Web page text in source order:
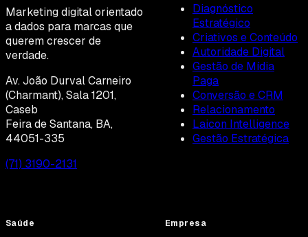
Marketing digital orientado
a dados para marcas que
querem crescer de
verdade.
Av. João Durval Carneiro
(Charmant), Sala 1201,
Caseb
Feira de Santana, BA,
44051-335
(71) 3190-2131
Diagnóstico
Estratégico
Criativos e Conteúdo
Autoridade Digital
Gestão de Mídia
Paga
Conversão e CRM
Relacionamento
Laicon Intelligence
Gestão Estratégica
Saúde Empresa